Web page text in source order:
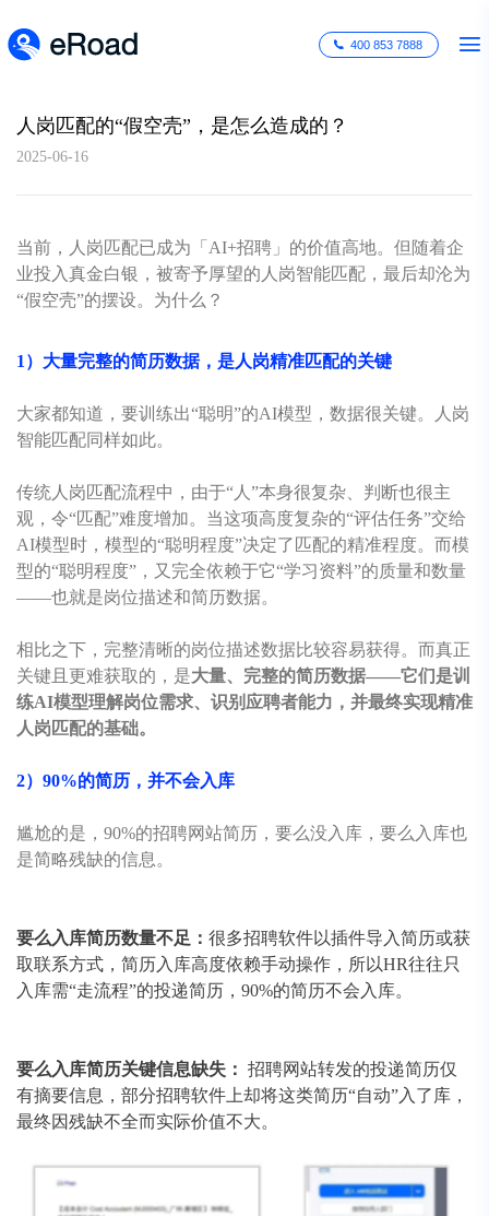
400 853 7888
人岗匹配的“假空壳”，是怎么造成的？
2025-06-16
当前，人岗匹配已成为「AI+招聘」的价值高地。但随着企
业投入真金白银，被寄予厚望的人岗智能匹配，最后却沦为
“假空壳”的摆设。为什么？
1）大量完整的简历数据，是人岗精准匹配的关键
大家都知道，要训练出“聪明”的AI模型，数据很关键。人岗
智能匹配同样如此。
传统人岗匹配流程中，由于“人”本身很复杂、判断也很主
观，令“匹配”难度增加。当这项高度复杂的“评估任务”交给
AI模型时，模型的“聪明程度”决定了匹配的精准程度。而模
型的“聪明程度”，又完全依赖于它“学习资料”的质量和数量
——也就是岗位描述和简历数据。
相比之下，完整清晰的岗位描述数据比较容易获得。而真正
关键且更难获取的，是大量、完整的简历数据——它们是训
练AI模型理解岗位需求、识别应聘者能力，并最终实现精准
人岗匹配的基础。
2）90%的简历，并不会入库
尴尬的是，90%的招聘网站简历，要么没入库，要么入库也
是简略残缺的信息。
要么入库简历数量不足： 很多招聘软件以插件导入简历或获
取联系方式，简历入库高度依赖手动操作，所以HR往往只
入库需“走流程”的投递简历，90%的简历不会入库。
要么入库简历关键信息缺失： 招聘网站转发的投递简历仅
有摘要信息，部分招聘软件上却将这类简历“自动”入了库，
最终因残缺不全而实际价值不大。